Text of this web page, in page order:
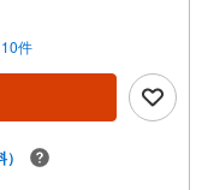
市から呉・東広島ま
自分自身が住む家を
り難い物件の長所や
軽にお問い合わせ下さ
案内も可能です。お気軽
様に信頼と信用を頂
件